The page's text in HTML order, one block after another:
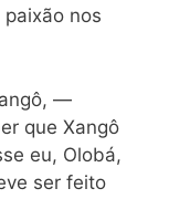
nos
—
que Xangô
eu, Olobá,
ser feito